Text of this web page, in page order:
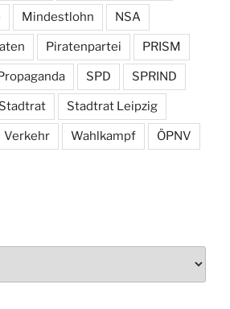
Mindestlohn NSA
Piratenpartei PRISM
SPD SPRIND
Stadtrat Stadtrat Leipzig
Verkehr Wahlkampf ÖPNV